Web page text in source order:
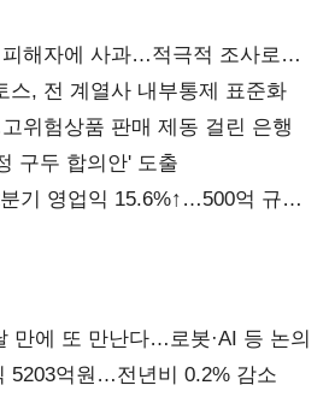
해자에 사과…적극적 조사로
스, 전 계열사 내부통제 표준화
위험상품 판매 제동 걸린 은행
구두 합의안' 도출
기 영업익 15.6%↑…500억 규모
만에 또 만난다…로봇·AI 등 논의
5203억원…전년비 0.2% 감소